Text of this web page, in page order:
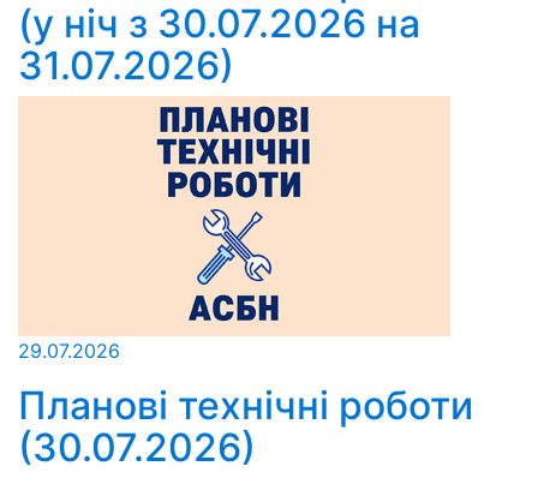
(у ніч з 30.07.2026 на
31.07.2026)
29.07.2026
Планові технічні роботи
(30.07.2026)